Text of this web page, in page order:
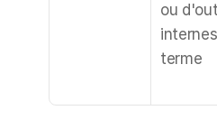
ou
terme